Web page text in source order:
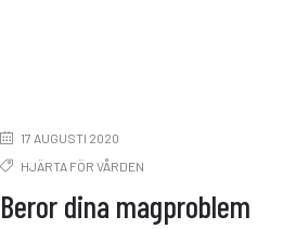
17 AUGUSTI 2020
HJÄRTA FÖR VÅRDEN
Beror dina magproblem